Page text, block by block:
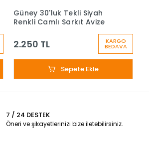
Güney 30'luk Tekli Siyah
Renkli Camlı Sarkıt Avize
2.250 TL KARGO
BEDAVA
Sepete Ekle
7 / 24 DESTEK
Öneri ve şikayetlerinizi bize iletebilirsiniz.